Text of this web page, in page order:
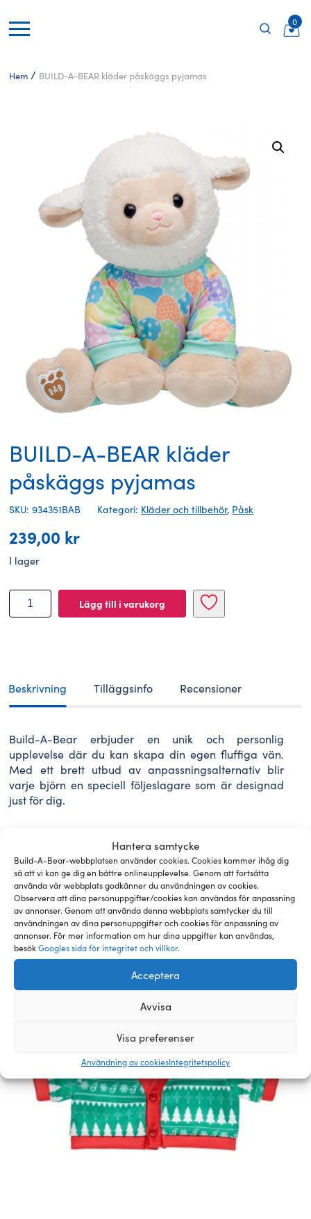
Hantera samtycke
Build-A-Bear-webbplatsen använder cookies. Cookies kommer ihåg dig
så att vi kan ge dig en bättre onlineupplevelse. Genom att fortsätta
använda vår webbplats godkänner du användningen av cookies.
Observera att dina personuppgifter/cookies kan användas för anpassning
av annonser. Genom att använda denna webbplats samtycker du till
användningen av dina personuppgifter och cookies för anpassning av
annonser. För mer information om hur dina uppgifter kan användas,
besök Googles sida för integritet och villkor.
Acceptera
Avvisa
Visa preferenser
Användning av cookiesIntegritetspolicy
0
Hem / BUILD-A-BEAR kläder påskäggs pyjamas
BUILD-A-BEAR kläder
påskäggs pyjamas
SKU: 934351BAB Kategori: Kläder och tillbehör, Påsk
239,00 kr
I lager
BUILD-
mängd
Lägg till i varukorg
Beskrivning Tilläggsinfo Recensioner
Build-A-Bear erbjuder en unik och personlig
upplevelse där du kan skapa din egen fluffiga vän.
Med ett brett utbud av anpassningsalternativ blir
varje björn en speciell följeslagare som är designad
just för dig.
Relaterade pälsklingar och
tillbehör